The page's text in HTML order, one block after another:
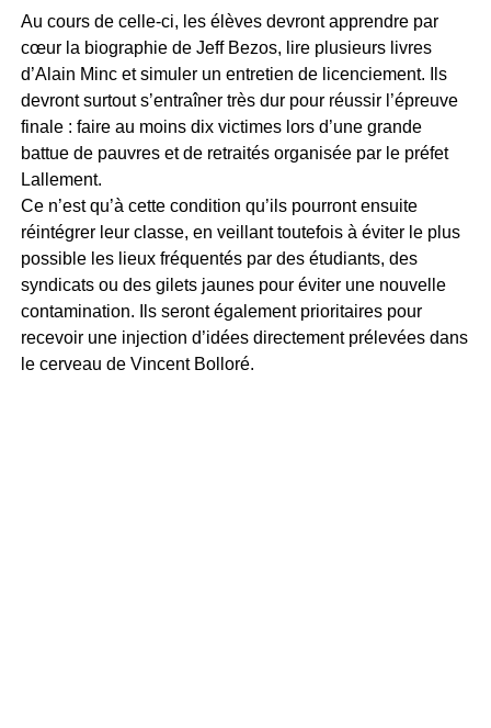
Au cours de celle-ci, les élèves devront apprendre par
cœur la biographie de Jeff Bezos, lire plusieurs livres
d’Alain Minc et simuler un entretien de licenciement. Ils
devront surtout s’entraîner très dur pour réussir l’épreuve
finale : faire au moins dix victimes lors d’une grande
battue de pauvres et de retraités organisée par le préfet
Lallement.
Ce n’est qu’à cette condition qu’ils pourront ensuite
réintégrer leur classe, en veillant toutefois à éviter le plus
possible les lieux fréquentés par des étudiants, des
syndicats ou des gilets jaunes pour éviter une nouvelle
contamination. Ils seront également prioritaires pour
recevoir une injection d’idées directement prélevées dans
le cerveau de Vincent Bolloré.